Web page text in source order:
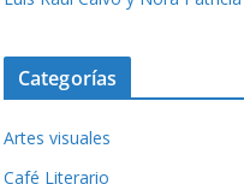
Categorías
Artes visuales
Café Literario